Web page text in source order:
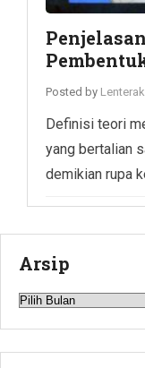
Posted by
Definisi teori
yang bertalian
demikian rupa
Arsip
Arsip